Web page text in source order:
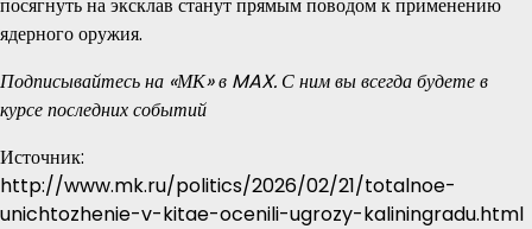
ядерного оружия.
Подписывайтесь на «МК» в MAX. С ним вы всегда будете в
курсе последних событий
Источник:
http://www.mk.ru/politics/2026/02/21/totalnoe-
unichtozhenie-v-kitae-ocenili-ugrozy-kaliningradu.html